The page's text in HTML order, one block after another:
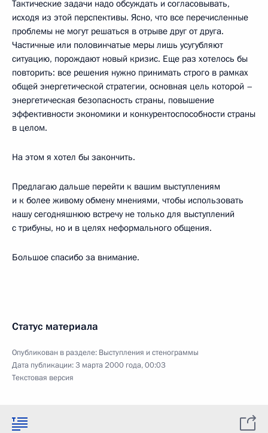
Тактические задачи надо обсуждать и согласовывать,
исходя из этой перспективы. Ясно, что все перечисленные
проблемы не могут решаться в отрыве друг от друга.
Частичные или половинчатые меры лишь усугубляют
ситуацию, порождают новый кризис. Еще раз хотелось бы
повторить: все решения нужно принимать строго в рамках
общей энергетической стратегии, основная цель которой –
энергетическая безопасность страны, повышение
эффективности экономики и конкурентоспособности страны
в целом.
На этом я хотел бы закончить.
Предлагаю дальше перейти к вашим выступлениям
и к более живому обмену мнениями, чтобы использовать
нашу сегодняшнюю встречу не только для выступлений
с трибуны, но и в целях неформального общения.
Большое спасибо за внимание.
Статус материала
Опубликован в разделе: Выступления и стенограммы
Дата публикации:3 марта 2000 года, 00:03
Текстовая версия